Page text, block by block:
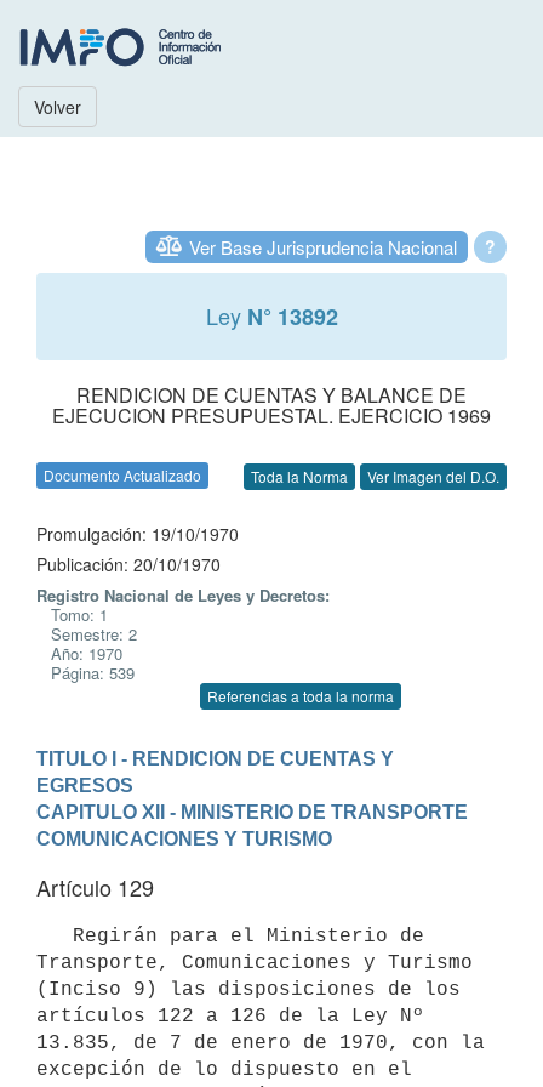
Volver
?
Ver Base Jurisprudencia Nacional
Ley N° 13892
RENDICION DE CUENTAS Y BALANCE DE
EJECUCION PRESUPUESTAL. EJERCICIO 1969
Documento Actualizado Toda la Norma Ver Imagen del D.O.
Promulgación: 19/10/1970
Publicación: 20/10/1970
Registro Nacional de Leyes y Decretos:
Tomo: 1
Semestre: 2
Año: 1970
Página: 539
Referencias a toda la norma
TITULO I - RENDICION DE CUENTAS Y
EGRESOS
CAPITULO XII - MINISTERIO DE TRANSPORTE
COMUNICACIONES Y TURISMO
Artículo 129
Transporte, Comunicaciones y Turismo
(Inciso 9) las disposiciones de los
artículos 122 a 126 de la Ley Nº
13.835, de 7 de enero de 1970, con la
excepción de lo dispuesto en el